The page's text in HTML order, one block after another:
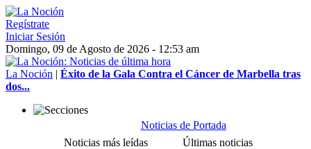
Regístrate
Iniciar Sesión
Domingo, 09 de Agosto de 2026 - 12:53 am
La Noción | Éxito de la Gala Contra el Cáncer de Marbella tras
dos...
Noticias de Portada
Noticias más leídas
Últimas noticias